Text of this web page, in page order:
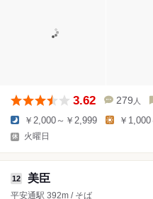
3.62 279 人
￥2,000～￥2,999 ￥
火曜日
12 美臣
平安通駅 392m / そば